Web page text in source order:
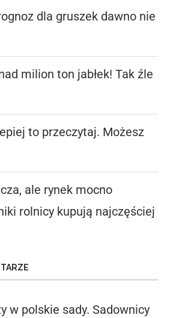
dla gruszek dawno nie
milion ton jabłek! Tak źle
to przeczytaj. Możesz
ale rynek mocno
rolnicy kupują najczęściej
w polskie sady. Sadownicy